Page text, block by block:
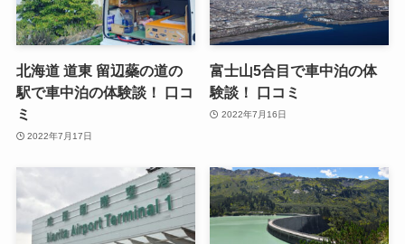
北海道 道東 留辺蘂の道の
駅で車中泊の体験談！ 口コ
ミ
2022年7月17日
富士山5合目で車中泊の体
験談！ 口コミ
2022年7月16日